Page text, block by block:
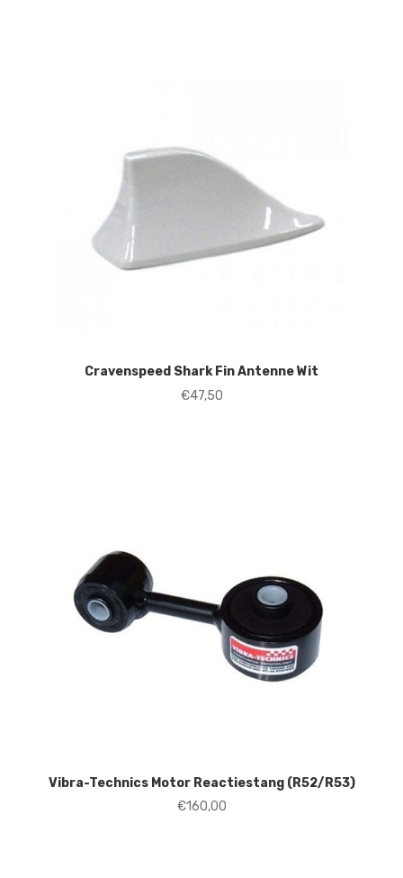
Cravenspeed Shark Fin Antenne Wit
€47,50
Vibra-Technics Motor Reactiestang (R52/R53)
€160,00